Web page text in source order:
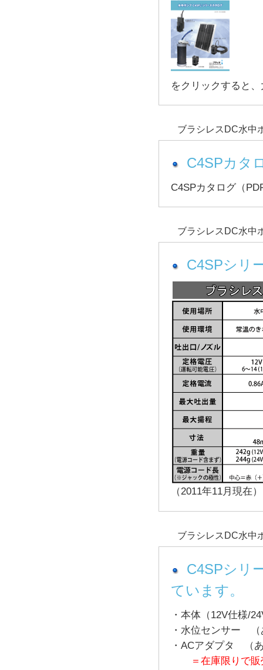
をクリックすると
ブラシレスDC水中
C4SPカタ
C4SPカタログ（
ブラシレスDC水
C4SPシリ
（2011年11月現在）
ブラシレスDC水
C4SPシリ
ています。
・本体（12V仕様/
・水位センサー （
・ACアダプタ （
＝在庫限りで販